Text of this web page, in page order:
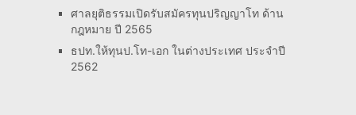
ศาลยุติธรรมเปิดรับสมัครทุนปริญญาโท ด้าน
กฎหมาย ปี 2565
ธปท.ให้ทุนป.โท-เอก ในต่างประเทศ ประจำปี
2562